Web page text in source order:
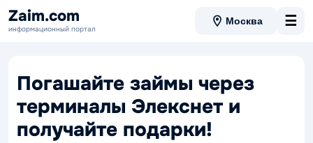
Zaim.com
информационный портал
Москва ☰
Погашайте займы через
терминалы Элекснет и
получайте подарки!